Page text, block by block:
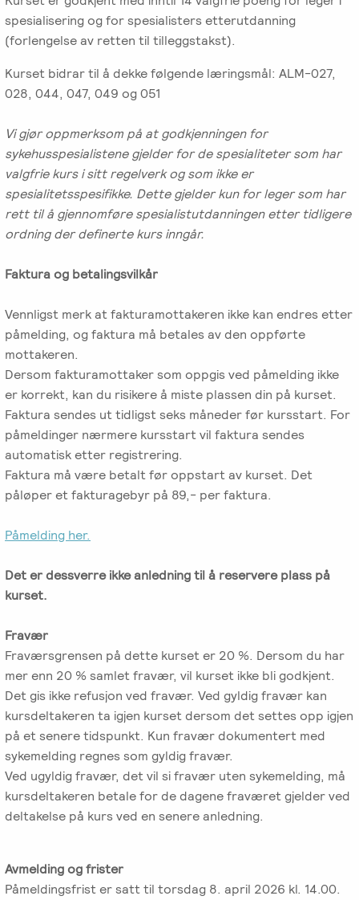
spesialisering og for spesialisters etterutdanning
(forlengelse av retten til tilleggstakst).
Kurset bidrar til å dekke følgende læringsmål: ALM-027,
028, 044, 047, 049 og 051
Vi gjør oppmerksom på at godkjenningen for
sykehusspesialistene gjelder for de spesialiteter som har
valgfrie kurs i sitt regelverk og som ikke er
spesialitetsspesifikke. Dette gjelder kun for leger som har
rett til å gjennomføre spesialistutdanningen etter tidligere
ordning der definerte kurs inngår.
Faktura og betalingsvilkår
Vennligst merk at fakturamottakeren ikke kan endres etter
påmelding, og faktura må betales av den oppførte
mottakeren.
Dersom fakturamottaker som oppgis ved påmelding ikke
er korrekt, kan du risikere å miste plassen din på kurset.
Faktura sendes ut tidligst seks måneder før kursstart. For
påmeldinger nærmere kursstart vil faktura sendes
automatisk etter registrering.
Faktura må være betalt før oppstart av kurset. Det
påløper et fakturagebyr på 89,- per faktura.
Påmelding her.
Det er dessverre ikke anledning til å reservere plass på
kurset.
Fravær
Fraværsgrensen på dette kurset er 20 %. Dersom du har
mer enn 20 % samlet fravær, vil kurset ikke bli godkjent.
Det gis ikke refusjon ved fravær. Ved gyldig fravær kan
kursdeltakeren ta igjen kurset dersom det settes opp igjen
på et senere tidspunkt. Kun fravær dokumentert med
sykemelding regnes som gyldig fravær.
Ved ugyldig fravær, det vil si fravær uten sykemelding, må
kursdeltakeren betale for de dagene fraværet gjelder ved
deltakelse på kurs ved en senere anledning.
Avmelding og frister
Påmeldingsfrist er satt til torsdag 8. april 2026 kl. 14.00.